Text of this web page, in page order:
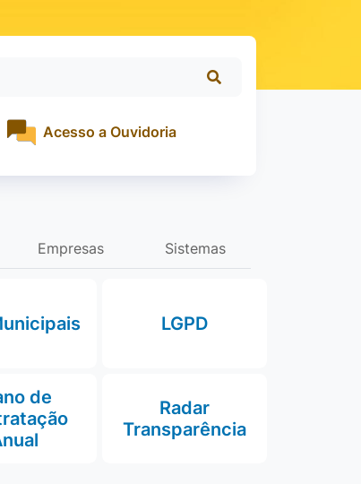
Acesso a Ouvidoria
Empresas Sistemas
LGPD
de
Radar
Transparência